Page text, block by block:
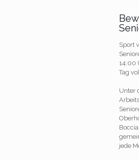
Sport
14:00
Tag
Unter
jede